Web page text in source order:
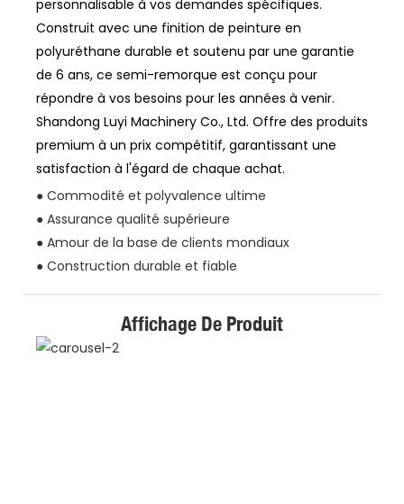
personnalisable à vos demandes spécifiques.
Construit avec une finition de peinture en
polyuréthane durable et soutenu par une garantie
de 6 ans, ce semi-remorque est conçu pour
répondre à vos besoins pour les années à venir.
Shandong Luyi Machinery Co., Ltd. Offre des produits
premium à un prix compétitif, garantissant une
satisfaction à l'égard de chaque achat.
● Commodité et polyvalence ultime
● Assurance qualité supérieure
● Amour de la base de clients mondiaux
● Construction durable et fiable
Affichage De Produit